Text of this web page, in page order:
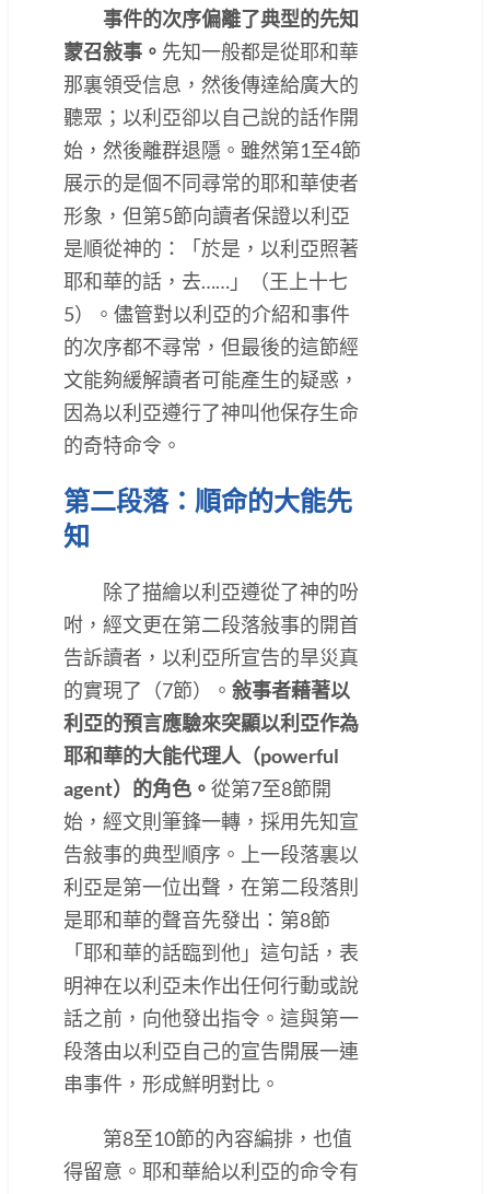
事件的次序偏離了典型的先知
蒙召敍事。 先知一般都是從耶和華
那裏領受信息，然後傳達給廣大的
聽眾；以利亞卻以自己說的話作開
始，然後離群退隱。雖然第1至4節
展示的是個不同尋常的耶和華使者
形象，但第5節向讀者保證以利亞
是順從神的：「於是，以利亞照著
耶和華的話，去……」（王上十七
5）。儘管對以利亞的介紹和事件
的次序都不尋常，但最後的這節經
文能夠緩解讀者可能產生的疑惑，
因為以利亞遵行了神叫他保存生命
的奇特命令。
第二段落：順命的大能先
知
除了描繪以利亞遵從了神的吩
咐，經文更在第二段落敍事的開首
告訴讀者，以利亞所宣告的旱災真
的實現了（7節）。 敍事者藉著以
利亞的預言應驗來突顯以利亞作為
耶和華的大能代理人（powerful
agent）的角色。 從第7至8節開
始，經文則筆鋒一轉，採用先知宣
告敍事的典型順序。上一段落裏以
利亞是第一位出聲，在第二段落則
是耶和華的聲音先發出：第8節
「耶和華的話臨到他」這句話，表
明神在以利亞未作出任何行動或說
話之前，向他發出指令。這與第一
段落由以利亞自己的宣告開展一連
串事件，形成鮮明對比。
第8至10節的內容編排，也值
得留意。耶和華給以利亞的命令有